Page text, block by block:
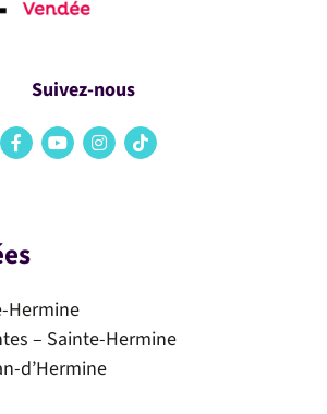
Suivez-nous
Hermine
– Sainte-Hermine
d’Hermine